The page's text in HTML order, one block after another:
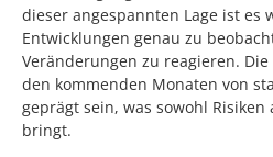
dieser angespannten Lage ist es
Entwicklungen genau zu
Veränderungen zu reagieren.
den kommenden Monaten von
geprägt sein, was sowohl
bringt.